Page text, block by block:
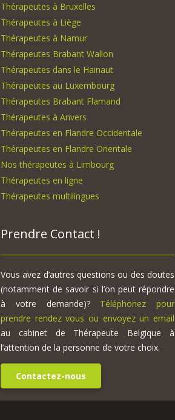
Thérapeutes à Bruxelles
Thérapeutes à Liège
Thérapeutes à Namur
Thérapeutes Brabant Wallon
Thérapeutes dans le Hainaut
Thérapeutes au Luxembourg
Thérapeutes Brabant Flamand
Thérapeutes à Anvers
Thérapeutes en Flandre Occidentale
Thérapeutes en Flandre Orientale
Nos thérapeutes à Limbourg
Thérapeutes en ligne
Thérapeutes multilingues
Prendre Contact !
Vous avez d’autres questions ou des doutes
(notamment de savoir si l’on peut répondre
à votre demande)? Téléphonez pour
prendre rendez vous ou envoyez un email
au cabinet de Thérapeute Belgique à
l’attention de la personne de votre choix.
Contactez-nous